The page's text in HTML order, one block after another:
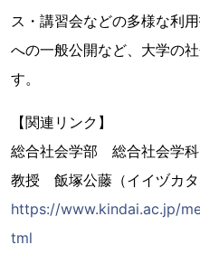
ス・講習会などの多様な利
への一般公開など、大学の
す。
【関連リンク】
総合社会学部 総合社会学
教授 飯塚公藤（イイヅカタ
https://www.kindai.ac.jp/
tml